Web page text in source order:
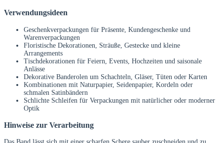
Verwendungsideen
Geschenkverpackungen für Präsente, Kundengeschenke und
Warenverpackungen
Floristische Dekorationen, Sträuße, Gestecke und kleine
Arrangements
Tischdekorationen für Feiern, Events, Hochzeiten und saisonale
Anlässe
Dekorative Banderolen um Schachteln, Gläser, Tüten oder Karten
Kombinationen mit Naturpapier, Seidenpapier, Kordeln oder
schmalen Satinbändern
Schlichte Schleifen für Verpackungen mit natürlicher oder moderner
Optik
Hinweise zur Verarbeitung